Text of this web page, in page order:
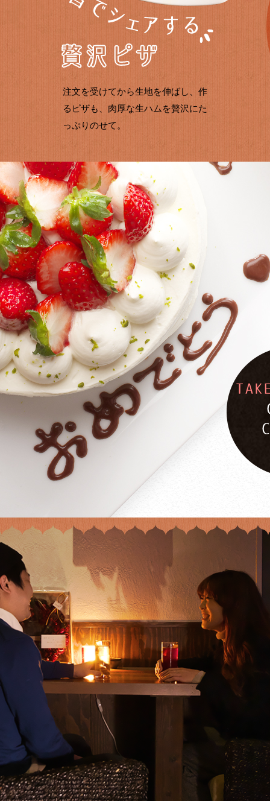
注文を受けてから生地を伸ばし、作
るピザも、肉厚な生ハムを贅沢にた
っぷりのせて。